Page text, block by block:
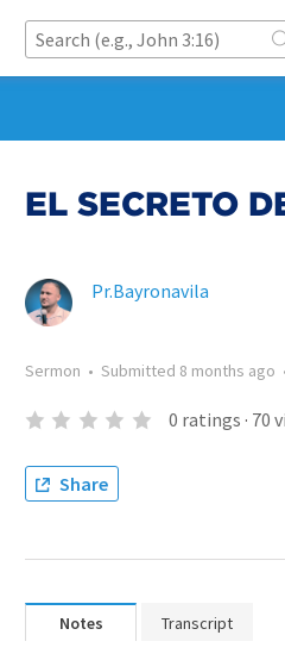
EL SECRETO
Pr.Bayronavila
Sermon • Submitted 8 months ago
0 ratings · 70
Share
Notes Transcript